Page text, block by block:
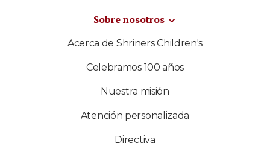
Sobre nosotros
Acerca de Shriners Children's
Celebramos 100 años
Nuestra misión
Atención personalizada
Directiva